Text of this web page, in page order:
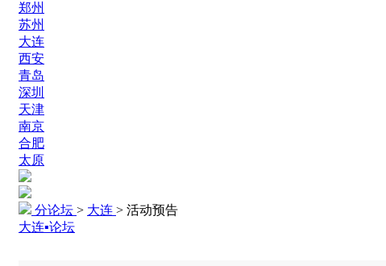
郑州
苏州
大连
西安
青岛
深圳
天津
南京
合肥
太原
分论坛 > 大连 > 活动预告
大连▪论坛